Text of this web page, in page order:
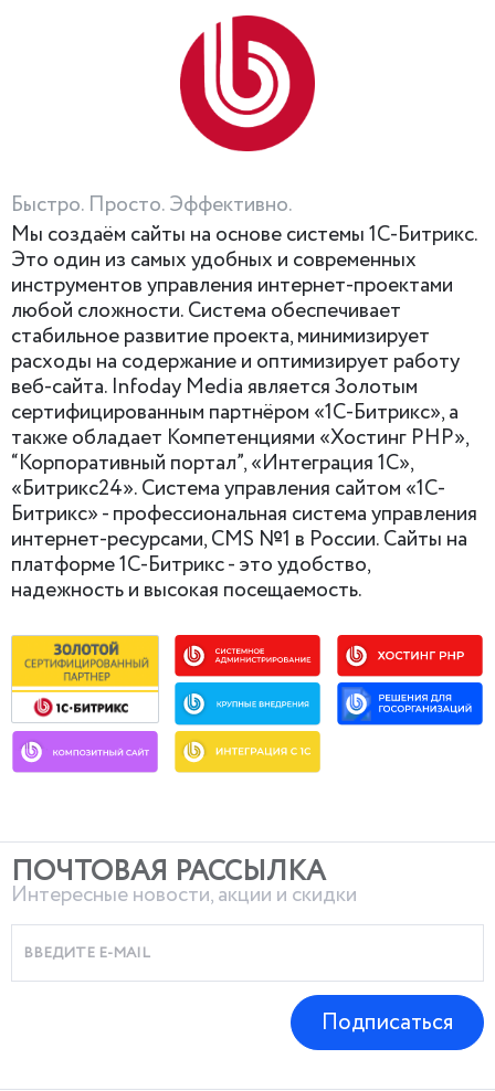
Быстро. Просто. Эффективно.
Мы создаём сайты на основе системы 1С-Битрикс.
Это один из самых удобных и современных
инструментов управления интернет-проектами
любой сложности. Система обеспечивает
стабильное развитие проекта, минимизирует
расходы на содержание и оптимизирует работу
веб-сайта. Infoday Media является Золотым
сертифицированным партнёром «1С-Битрикс», а
также обладает Компетенциями «Хостинг PHP»,
“Корпоративный портал”, «Интеграция 1С»,
«Битрикс24». Система управления сайтом «1С-
Битрикс» - профессиональная система управления
интернет-ресурсами, CMS №1 в России. Сайты на
платформе 1С-Битрикс - это удобство,
надежность и высокая посещаемость.
ПОЧТОВАЯ РАССЫЛКА
Интересные новости, акции и скидки
Подписаться